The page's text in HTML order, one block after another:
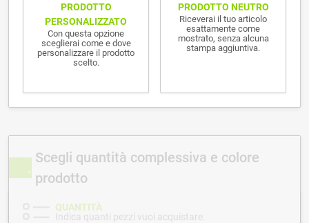
PRODOTTO
PERSONALIZZATO
Con questa opzione
sceglierai come e dove
personalizzare il prodotto
scelto.
PRODOTTO NEUTRO
Riceverai il tuo articolo
esattamente come
mostrato, senza alcuna
stampa aggiuntiva.
Scegli quantità complessiva e colore
prodotto
QUANTITÀ
Indica quanti pezzi vuoi acquistare.